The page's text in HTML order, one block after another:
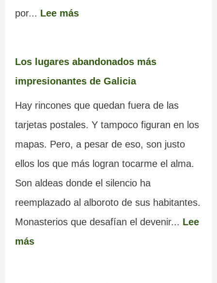
por... Lee más
Los lugares abandonados más
impresionantes de Galicia
Hay rincones que quedan fuera de las
tarjetas postales. Y tampoco figuran en los
mapas. Pero, a pesar de eso, son justo
ellos los que más logran tocarme el alma.
Son aldeas donde el silencio ha
reemplazado al alboroto de sus habitantes.
Monasterios que desafían el devenir... Lee
más